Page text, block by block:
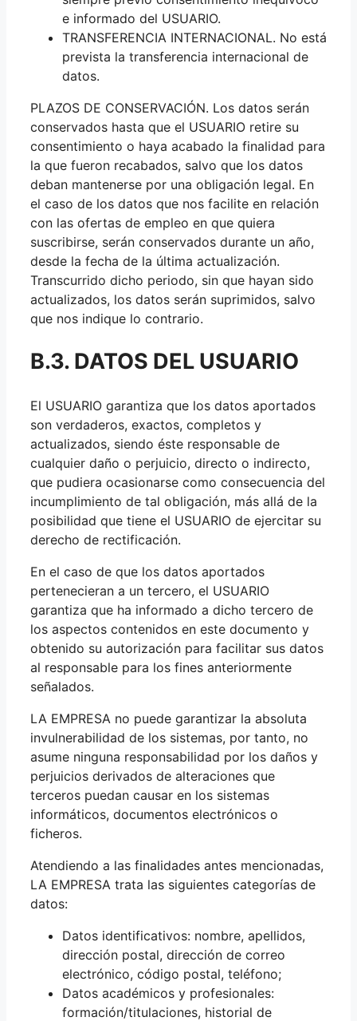
e informado del USUARIO.
TRANSFERENCIA INTERNACIONAL. No está
prevista la transferencia internacional de
datos.
PLAZOS DE CONSERVACIÓN. Los datos serán
conservados hasta que el USUARIO retire su
consentimiento o haya acabado la finalidad para
la que fueron recabados, salvo que los datos
deban mantenerse por una obligación legal. En
el caso de los datos que nos facilite en relación
con las ofertas de empleo en que quiera
suscribirse, serán conservados durante un año,
desde la fecha de la última actualización.
Transcurrido dicho periodo, sin que hayan sido
actualizados, los datos serán suprimidos, salvo
que nos indique lo contrario.
B.3. DATOS DEL USUARIO
El USUARIO garantiza que los datos aportados
son verdaderos, exactos, completos y
actualizados, siendo éste responsable de
cualquier daño o perjuicio, directo o indirecto,
que pudiera ocasionarse como consecuencia del
incumplimiento de tal obligación, más allá de la
posibilidad que tiene el USUARIO de ejercitar su
derecho de rectificación.
En el caso de que los datos aportados
pertenecieran a un tercero, el USUARIO
garantiza que ha informado a dicho tercero de
los aspectos contenidos en este documento y
obtenido su autorización para facilitar sus datos
al responsable para los fines anteriormente
señalados.
LA EMPRESA no puede garantizar la absoluta
invulnerabilidad de los sistemas, por tanto, no
asume ninguna responsabilidad por los daños y
perjuicios derivados de alteraciones que
terceros puedan causar en los sistemas
informáticos, documentos electrónicos o
ficheros.
Atendiendo a las finalidades antes mencionadas,
LA EMPRESA trata las siguientes categorías de
datos:
Datos identificativos: nombre, apellidos,
dirección postal, dirección de correo
electrónico, código postal, teléfono;
Datos académicos y profesionales:
formación/titulaciones, historial de